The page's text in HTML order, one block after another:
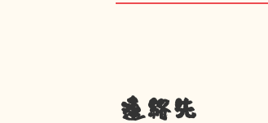
連絡先